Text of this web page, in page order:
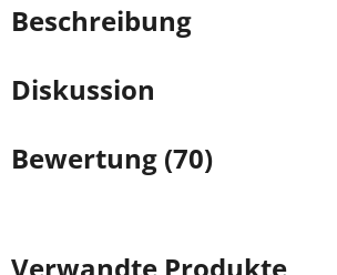
Beschreibung
Diskussion
Bewertung (70)
Verwandte Produkte